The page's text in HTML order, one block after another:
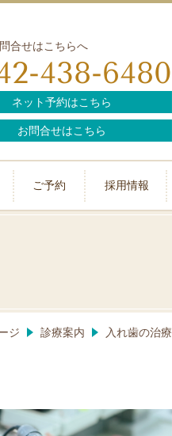
合せはこちらへ
438-6480
ネット予約はこちら
お問合せはこちら
ご予約 採用情報
ジ 診療案内 入れ歯の治療